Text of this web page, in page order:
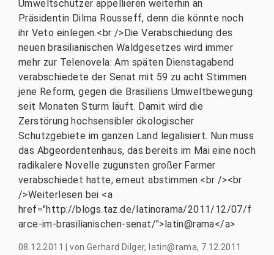
Umweltschützer appellieren weiterhin an
Präsidentin Dilma Rousseff, denn die könnte noch
ihr Veto einlegen.<br />Die Verabschiedung des
neuen brasilianischen Waldgesetzes wird immer
mehr zur Telenovela: Am späten Dienstagabend
verabschiedete der Senat mit 59 zu acht Stimmen
jene Reform, gegen die Brasiliens Umweltbewegung
seit Monaten Sturm läuft. Damit wird die
Zerstörung hochsensibler ökologischer
Schutzgebiete im ganzen Land legalisiert. Nun muss
das Abgeordentenhaus, das bereits im Mai eine noch
radikalere Novelle zugunsten großer Farmer
verabschiedet hatte, erneut abstimmen.<br /><br
/>Weiterlesen bei <a
href="http://blogs.taz.de/latinorama/2011/12/07/f
arce-im-brasilianischen-senat/">latin@rama</a>
08.12.2011 |von Gerhard Dilger, latin@rama, 7.12.2011